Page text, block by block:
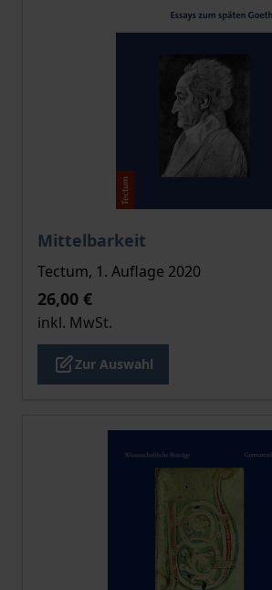
Mittelbarkeit
Der Preis dieses Titels richtet
Tectum, 1. Auflage 2020
26,00 €
inkl. MwSt.
Zur Auswahl